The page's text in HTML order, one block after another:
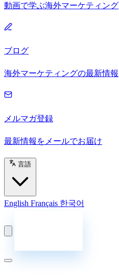
動画で学ぶ海外マーケティング
ブログ
海外マーケティングの最新情報
メルマガ登録
最新情報をメールでお届け
言語
English Français 한국어